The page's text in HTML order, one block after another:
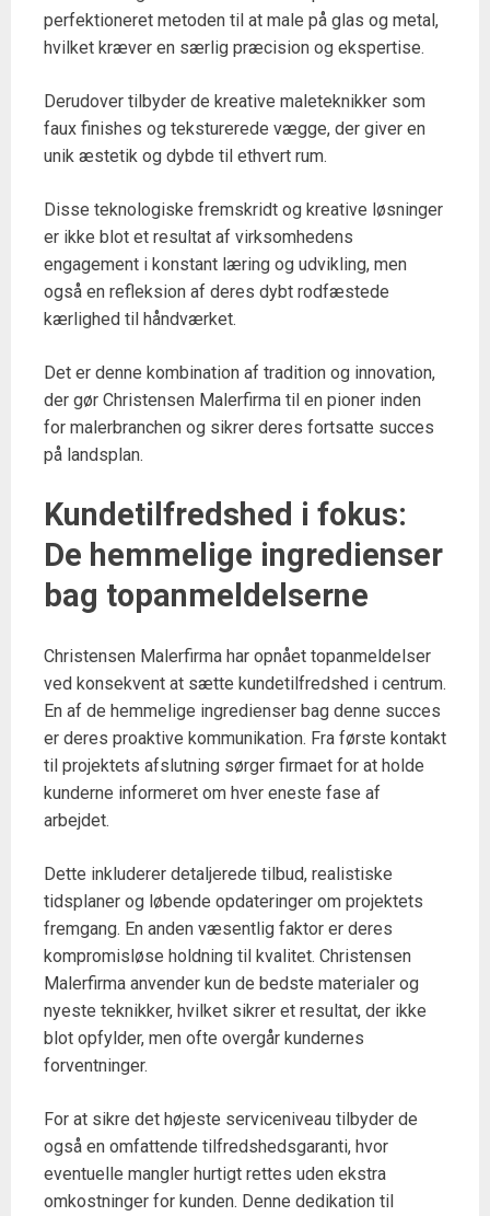
perfektioneret metoden til at male på glas og metal,
hvilket kræver en særlig præcision og ekspertise.
Derudover tilbyder de kreative maleteknikker som
faux finishes og teksturerede vægge, der giver en
unik æstetik og dybde til ethvert rum.
Disse teknologiske fremskridt og kreative løsninger
er ikke blot et resultat af virksomhedens
engagement i konstant læring og udvikling, men
også en refleksion af deres dybt rodfæstede
kærlighed til håndværket.
Det er denne kombination af tradition og innovation,
der gør Christensen Malerfirma til en pioner inden
for malerbranchen og sikrer deres fortsatte succes
på landsplan.
Kundetilfredshed i fokus:
De hemmelige ingredienser
bag topanmeldelserne
Christensen Malerfirma har opnået topanmeldelser
ved konsekvent at sætte kundetilfredshed i centrum.
En af de hemmelige ingredienser bag denne succes
er deres proaktive kommunikation. Fra første kontakt
til projektets afslutning sørger firmaet for at holde
kunderne informeret om hver eneste fase af
arbejdet.
Dette inkluderer detaljerede tilbud, realistiske
tidsplaner og løbende opdateringer om projektets
fremgang. En anden væsentlig faktor er deres
kompromisløse holdning til kvalitet. Christensen
Malerfirma anvender kun de bedste materialer og
nyeste teknikker, hvilket sikrer et resultat, der ikke
blot opfylder, men ofte overgår kundernes
forventninger.
For at sikre det højeste serviceniveau tilbyder de
også en omfattende tilfredshedsgaranti, hvor
eventuelle mangler hurtigt rettes uden ekstra
omkostninger for kunden. Denne dedikation til